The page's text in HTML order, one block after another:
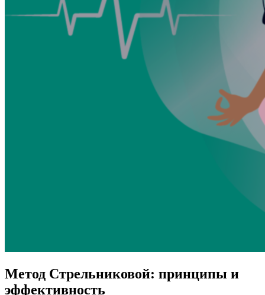
Метод Стрельниковой: принципы и
эффективность